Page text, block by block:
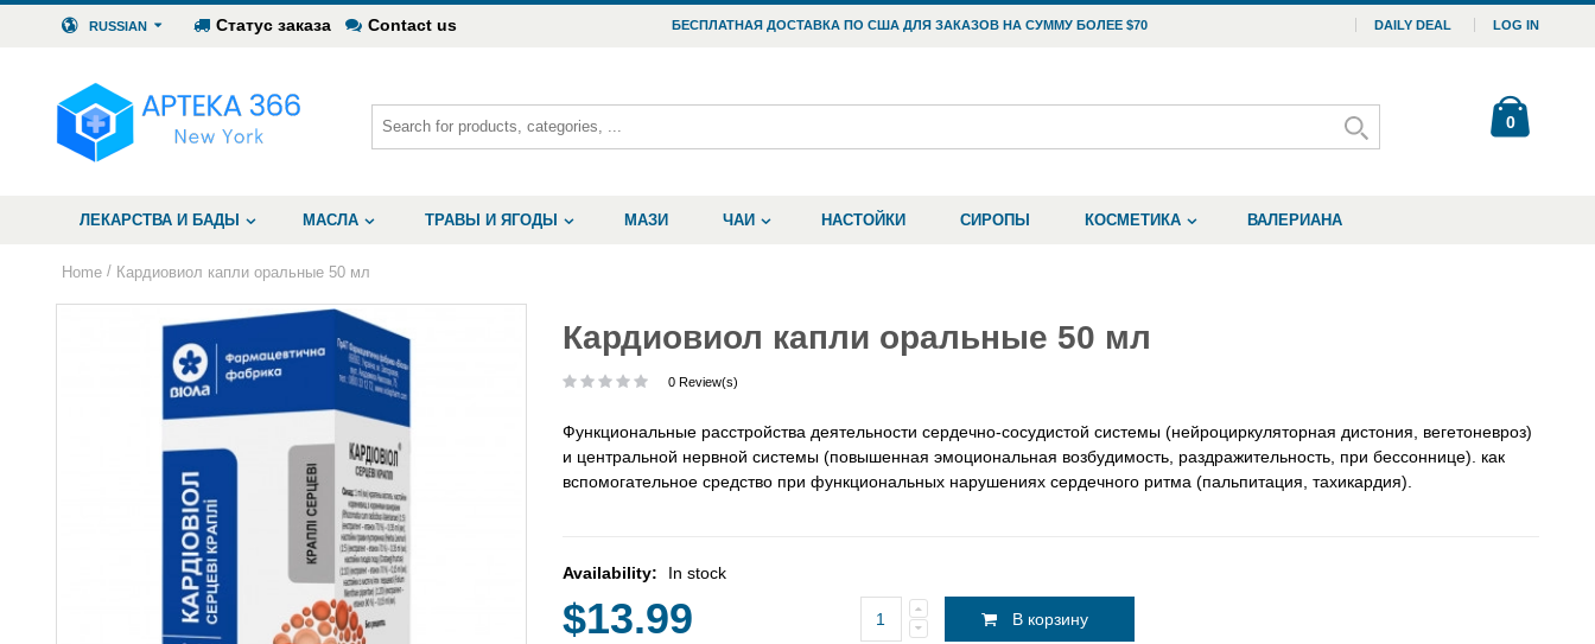
RUSSIAN Статус заказа Contact us DAILY DEAL LOG IN
БЕСПЛАТНАЯ ДОСТАВКА ПО США ДЛЯ ЗАКАЗОВ НА СУММУ БОЛЕЕ $70
0
ЛЕКАРСТВА И БАДЫ МАСЛА ТРАВЫ И ЯГОДЫ МАЗИ ЧАИ НАСТОЙКИ СИРОПЫ КОСМЕТИКА ВАЛЕРИАНА
Home / Кардиовиол капли оральные 50 мл
Кардиовиол капли оральные 50 мл
0 Review(s)
Функциональные расстройства деятельности сердечно-сосудистой системы (нейроциркуляторная дистония, вегетоневроз)
и центральной нервной системы (повышенная эмоциональная возбудимость, раздражительность, при бессоннице). как
вспомогательное средство при функциональных нарушениях сердечного ритма (пальпитация, тахикардия).
Availability: In stock
$13.99 В корзину